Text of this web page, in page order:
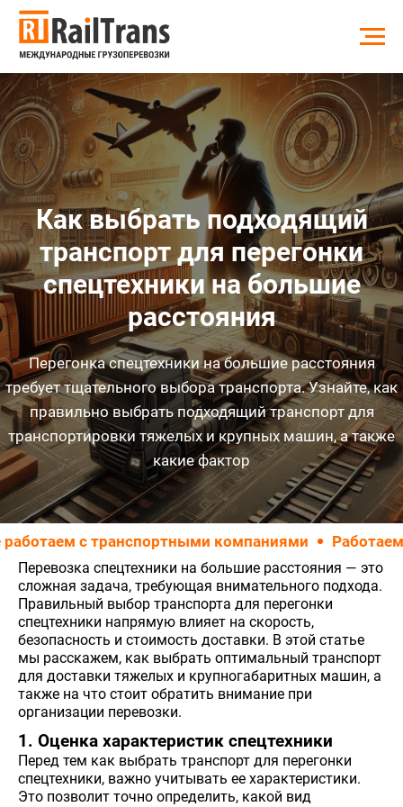
Как выбрать подходящий
транспорт для перегонки
спецтехники на большие
расстояния
Перегонка спецтехники на большие расстояния
требует тщательного выбора транспорта. Узнайте, как
правильно выбрать подходящий транспорт для
транспортировки тяжелых и крупных машин, а также
какие фактор
с транспортными компаниями Работаем
Перевозка спецтехники на большие расстояния — это
сложная задача, требующая внимательного подхода.
Правильный выбор транспорта для перегонки
спецтехники напрямую влияет на скорость,
безопасность и стоимость доставки. В этой статье
мы расскажем, как выбрать оптимальный транспорт
для доставки тяжелых и крупногабаритных машин, а
также на что стоит обратить внимание при
организации перевозки.
1. Оценка характеристик спецтехники
Перед тем как выбрать транспорт для перегонки
спецтехники, важно учитывать ее характеристики.
Это позволит точно определить, какой вид